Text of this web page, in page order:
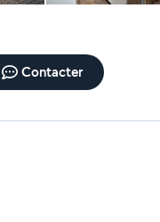
Contacter